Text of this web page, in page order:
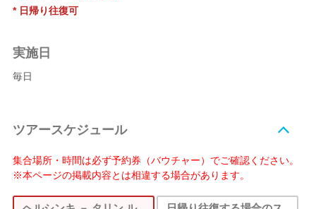
* 日帰り往復可
実施日
毎日
ツアースケジュール
集合場所・時間は必ず予約券（バウチャー）でご確認ください。
※本ページの掲載内容とは相違する場合があります。